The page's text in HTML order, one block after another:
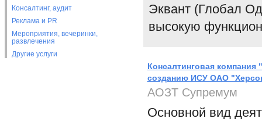
Консалтинг, аудит
Реклама и PR
Мероприятия, вечеринки,
развлечения
Другие услуги
Эквант (Глобал
высокую
Консалтинговая
созданию ИСУ ОАО
АОЗТ Супремум
Основной вид